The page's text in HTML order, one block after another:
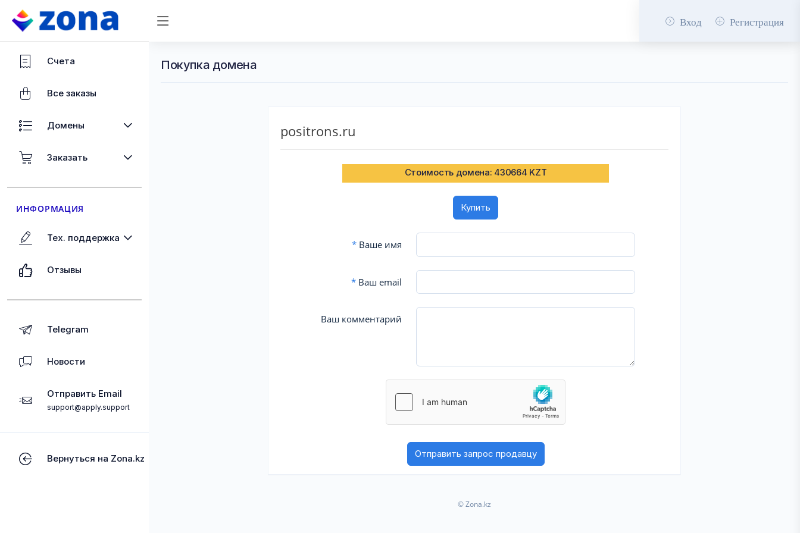
Вход Регистрация
Счета
Все заказы
Домены
Заказать
ИНФОРМАЦИЯ
Тех. поддержка
Отзывы
Telegram
Новости
Отправить Email
support@apply.support
Вернуться на Zona.kz
Покупка домена
positrons.ru
Стоимость домена: 430664 KZT
Купить
*Ваше имя
*Ваш email
Ваш комментарий
© Zona.kz